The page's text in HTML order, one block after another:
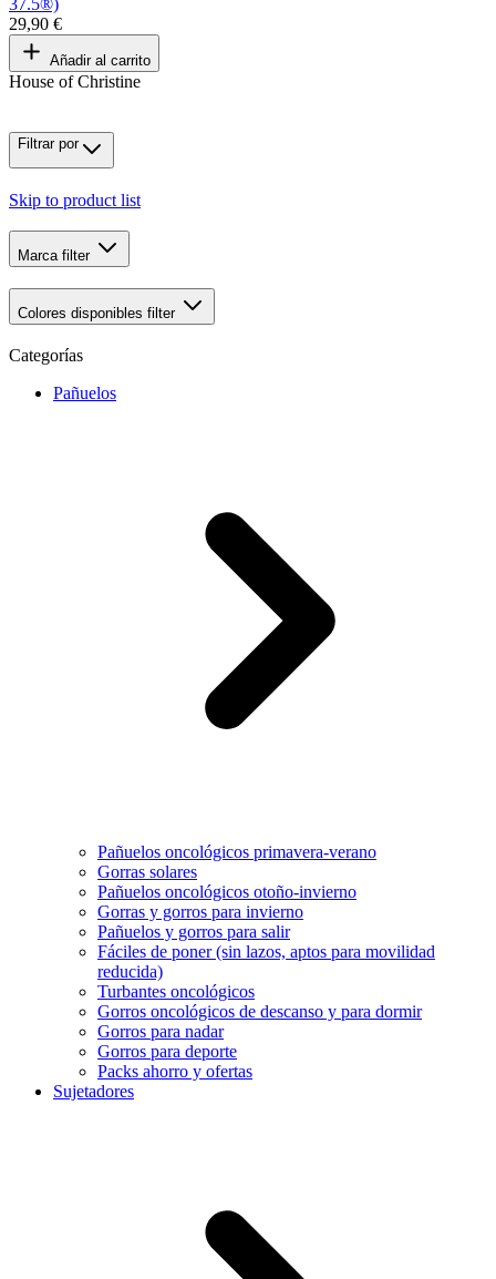
29,90 €
Añadir al carrito
House of Christine
Filtrar por
Skip to product list
Marca filter
Colores disponibles filter
Categorías
Pañuelos
Pañuelos oncológicos primavera-verano
Gorras solares
Pañuelos oncológicos otoño-invierno
Gorras y gorros para invierno
Pañuelos y gorros para salir
Fáciles de poner (sin lazos, aptos para movilidad
reducida)
Turbantes oncológicos
Gorros oncológicos de descanso y para dormir
Gorros para nadar
Gorros para deporte
Packs ahorro y ofertas
Sujetadores